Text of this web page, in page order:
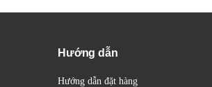
Hướng dẫn
Hướng dẫn đặt hàng